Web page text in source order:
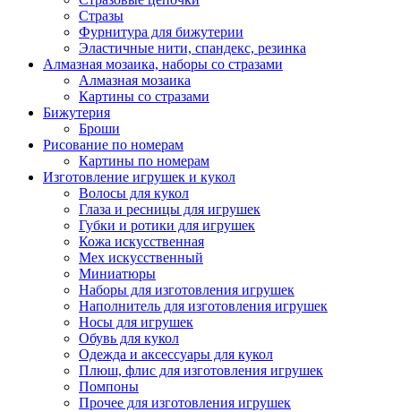
Стразы
Фурнитура для бижутерии
Эластичные нити, спандекс, резинка
Алмазная мозаика, наборы со стразами
Алмазная мозаика
Картины co стразами
Бижутерия
Броши
Рисование по номерам
Картины по номерам
Изготовление игрушек и кукол
Волосы для кукол
Глаза и ресницы для игрушек
Губки и ротики для игрушек
Кожа искусственная
Мех искусственный
Миниатюры
Наборы для изготовления игрушек
Наполнитель для изготовления игрушек
Носы для игрушек
Обувь для кукол
Одежда и аксессуары для кукол
Плюш, флис для изготовления игрушек
Помпоны
Прочее для изготовления игрушек